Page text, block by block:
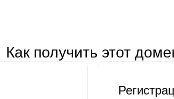
Как получить этот